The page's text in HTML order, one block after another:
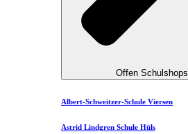
Offen Schulshops
Albert-Schweitzer-Schule Viersen
Astrid Lindgren Schule Hüls